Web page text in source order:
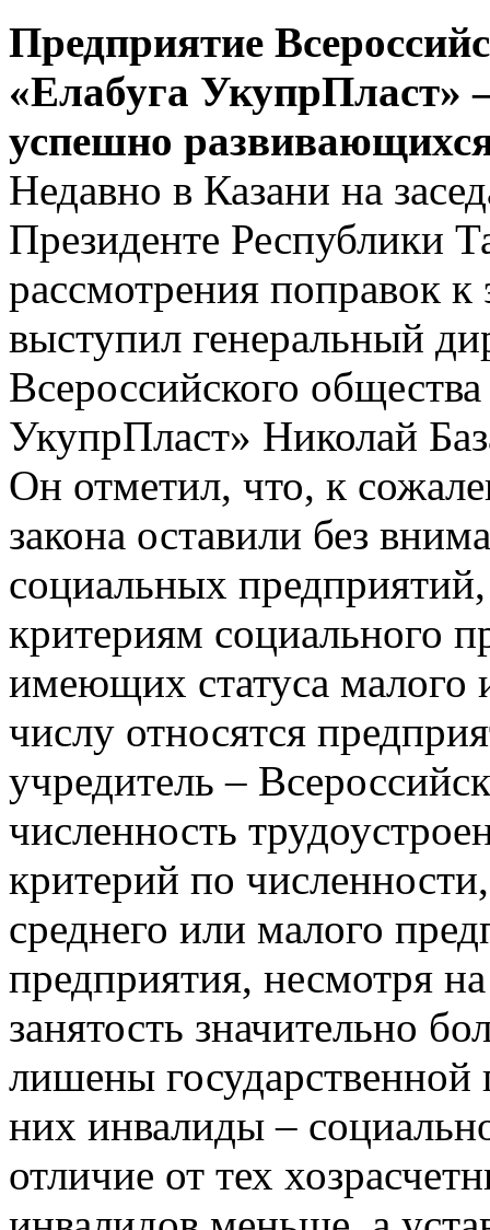
Предприятие
«Елабуга УкупрПласт»
успешно
Недавно в Казани на
Президенте Республики
рассмотрения поправок
выступил генеральный
Всероссийского
УкупрПласт» Николай
Он отметил, что, к
закона оставили без
социальных
критериям социального
имеющих статуса малого
числу относятся
учредитель –
численность
критерий по
среднего или малого
предприятия, несмотря
занятость значительно
лишены
них инвалиды –
отличие от тех